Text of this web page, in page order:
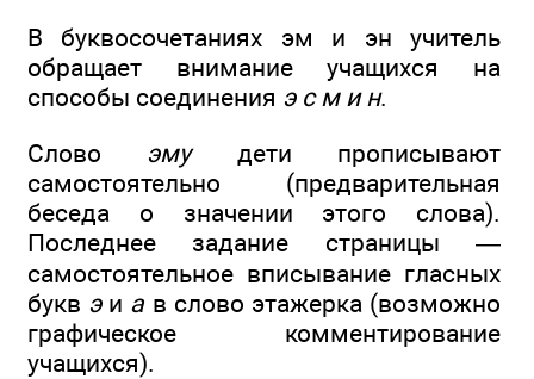
В буквосочетаниях эм и эн учитель
обращает внимание учащихся на
способы соединения э с м и н.
Слово эмудети прописывают
самостоятельно (предварительная
беседа о значении этого слова).
Последнее задание страницы —
самостоятельное вписывание гласных
букв э и а в слово этажерка (возможно
графическое комментирование
учащихся).